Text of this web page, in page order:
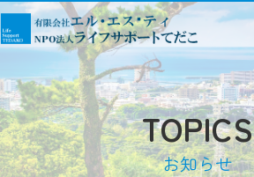
TOPICS
お知らせ